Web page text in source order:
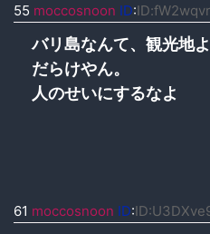
55 moccosnoon ID:
バリ島なんて、観光地
だらけやん。
人のせいにするなよ
61 moccosnoon ID: